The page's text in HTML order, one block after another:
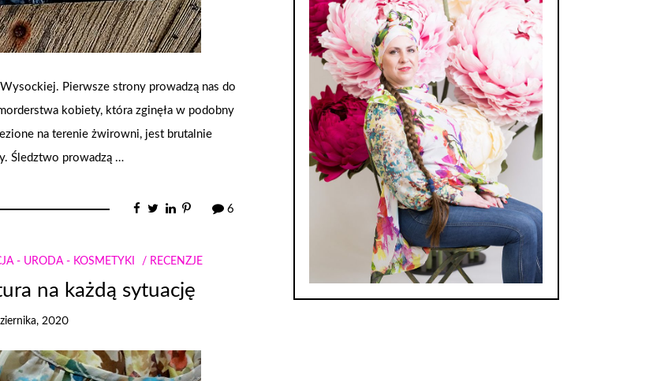
Pierwsze strony prowadzą nas do
kobiety, która zginęła w podobny
na terenie żwirowni, jest brutalnie
Śledztwo prowadzą …
6
- URODA - KOSMETYKI RECENZJE
na każdą sytuację
2020